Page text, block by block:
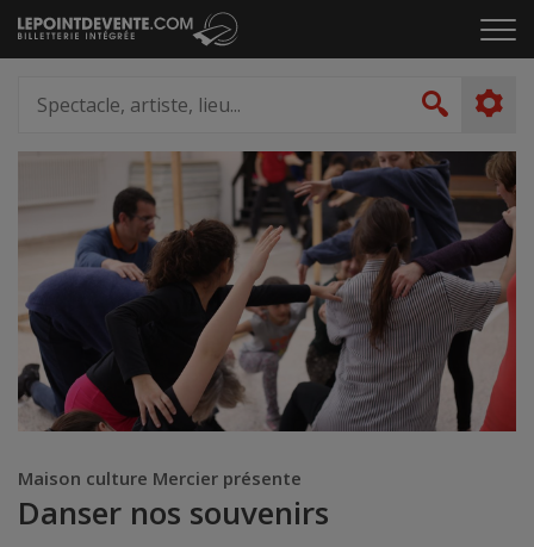
Passer
au
le
artiste,
lieu...
Maison culture Mercier présente
Danser nos souvenirs